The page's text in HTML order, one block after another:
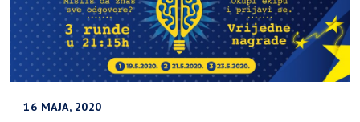
16 MAJA, 2020